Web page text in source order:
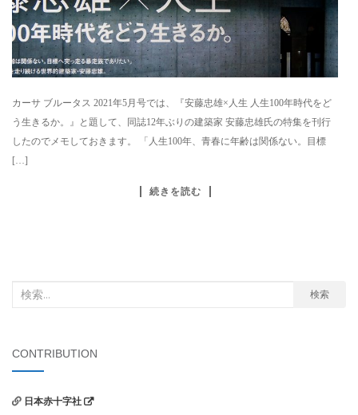
カーサ ブルータス 2021年5月号では、『安藤忠雄×人生 人生100年時代をど
う生きるか。』と題して、同誌12年ぶりの建築家 安藤忠雄氏の特集を刊行
したのでメモしておきます。 「人生100年、青春に年齢は関係ない。目標
[…]
続きを読む
象:
検索
CONTRIBUTION
日本赤十字社